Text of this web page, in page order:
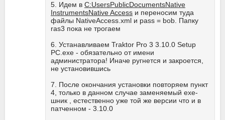
5. Идем в C:UsersPublicDocumentsNative
InstrumentsNative Access и переносим туда
файлы NativeAccess.xml и pass = bob. Папку
ras3 пока не трогаем
6. Устанавливаем Traktor Pro 3 3.10.0 Setup
PC.exe - обязательно от имени
администратора! Иначе ругнется и закроется,
не установившись
7. После окончания установки повторяем пункт
4, только в данном случае заменяемый exe-
шник , естественно уже той же версии что и в
патченном - 3.10.0